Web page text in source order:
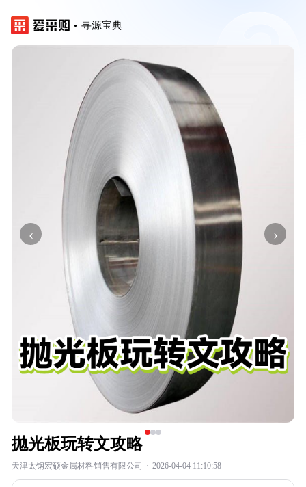
寻源宝典
‹ ›
抛光板玩转文攻略
天津太钢宏硕金属材料销售有限公司 · 2026-04-04 11:10:58